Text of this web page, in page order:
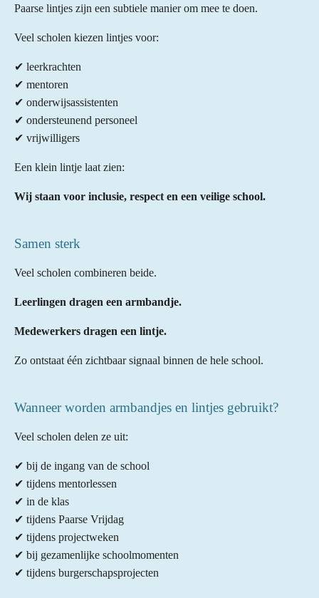
Paarse lintjes zijn een subtiele manier om mee te doen.
Veel scholen kiezen lintjes voor:
✔ leerkrachten
✔ mentoren
✔ onderwijsassistenten
✔ ondersteunend personeel
✔ vrijwilligers
Een klein lintje laat zien:
Wij staan voor inclusie, respect en een veilige school.
Samen sterk
Veel scholen combineren beide.
Leerlingen dragen een armbandje.
Medewerkers dragen een lintje.
Zo ontstaat één zichtbaar signaal binnen de hele school.
Wanneer worden armbandjes en lintjes gebruikt?
Veel scholen delen ze uit:
✔ bij de ingang van de school
✔ tijdens mentorlessen
✔ in de klas
✔ tijdens Paarse Vrijdag
✔ tijdens projectweken
✔ bij gezamenlijke schoolmomenten
✔ tijdens burgerschapsprojecten